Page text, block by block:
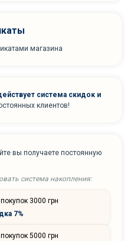
магазина
система скидок и
клиентов!
вы получаете постоянную
система накопления:
3000 грн
7%
5000 грн